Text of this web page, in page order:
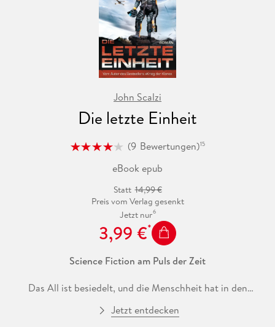
John Scalzi
Die letzte Einheit
(9 Bewertungen)15
eBook epub
Statt 14,99 €
Preis vom Verlag gesenkt
Jetzt nur6
3,99 €
Science Fiction am Puls der Zeit
Das All ist besiedelt, und die Menschheit hat in den
draußen, weit von der Erde entfernt, herrscht Krieg. Eine
Jetzt entdecken